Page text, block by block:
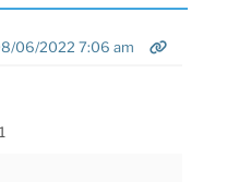
06/2022 7:06 am
1